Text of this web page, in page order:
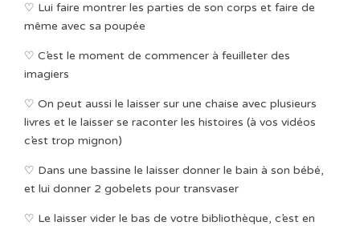
♡ Lui faire montrer les parties de son corps et faire de
même avec sa poupée
♡ C’est le moment de commencer à feuilleter des
imagiers
♡ On peut aussi le laisser sur une chaise avec plusieurs
livres et le laisser se raconter les histoires (à vos vidéos
c’est trop mignon)
♡ Dans une bassine le laisser donner le bain à son bébé,
et lui donner 2 gobelets pour transvaser
♡ Le laisser vider le bas de votre bibliothèque, c’est en